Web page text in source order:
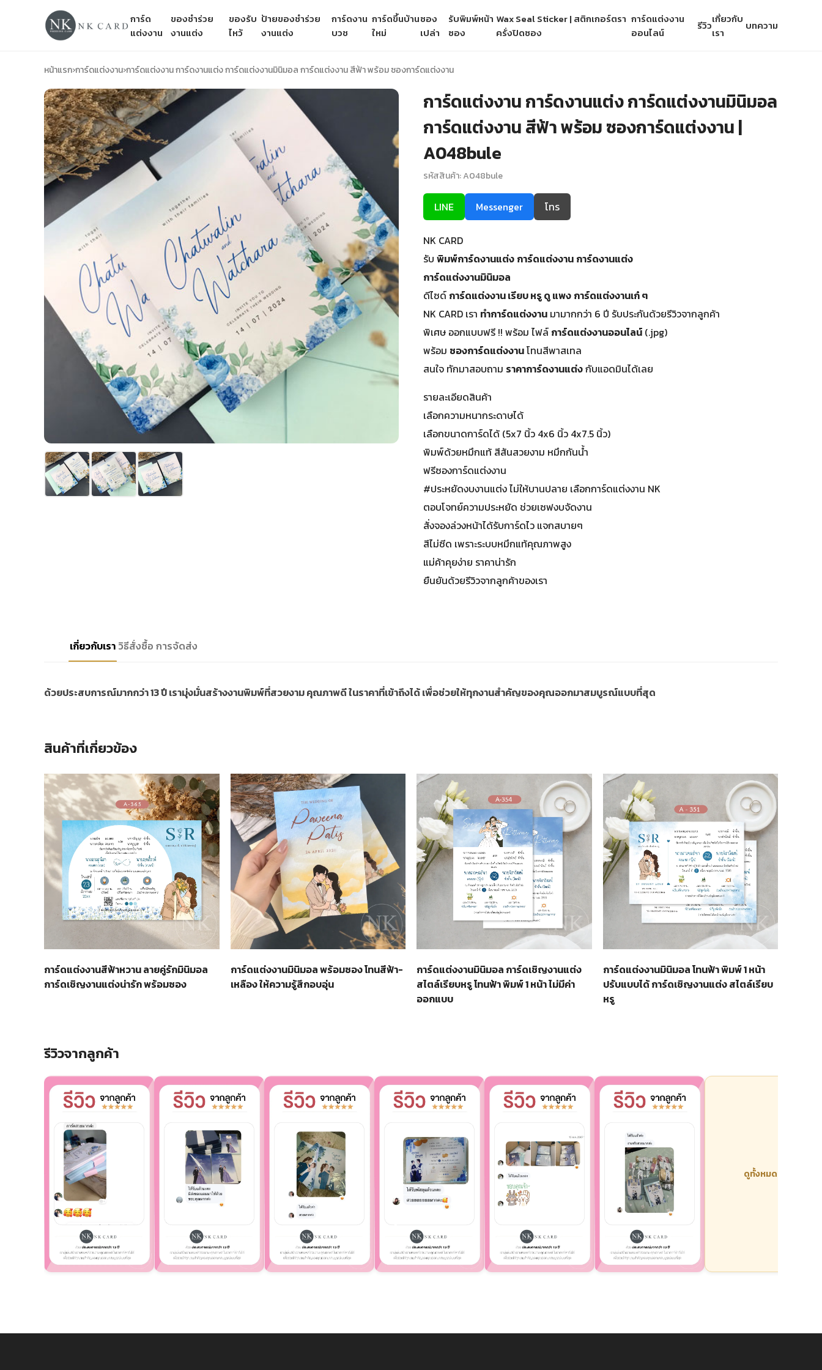
การ์ด
แต่งงาน
ของชำร่วย
งานแต่ง
ของรับ
ไหว้
ป้ายของชำร่วย
งานแต่ง
การ์ดงาน
บวช
การ์ดขึ้นบ้าน
ใหม่
ซอง
เปล่า
รับพิมพ์หน้า
ซอง
Wax Seal Sticker | สติกเกอร์ตรา
ครั่งปิดซอง
การ์ดแต่งงาน
ออนไลน์
รีวิวเกี่ยวกับ
เรา
บทความ
หน้าแรก›การ์ดแต่งงาน›การ์ดแต่งงาน การ์ดงานแต่ง การ์ดแต่งงานมินิมอล การ์ดแต่งงาน สีฟ้า พร้อม ซองการ์ดแต่งงาน
การ์ดแต่งงาน การ์ดงานแต่ง การ์ดแต่งงานมินิมอล
การ์ดแต่งงาน สีฟ้า พร้อม ซองการ์ดแต่งงาน |
A048bule
รหัสสินค้า: A048bule
LINE Messenger โทร
NK CARD
รับ พิมพ์การ์ดงานแต่ง การ์ดแต่งงาน การ์ดงานแต่ง
การ์ดแต่งงานมินิมอล
ดีไซด์ การ์ดแต่งงาน เรียบ หรู ดู แพง การ์ดแต่งงานเก๋ ๆ
NK CARD เรา ทำการ์ดแต่งงาน มามากกว่า 6 ปี รับประกันด้วยรีวิวจากลูกค้า
พิเศษ ออกแบบฟรี !! พร้อม ไฟล์ การ์ดแต่งงานออนไลน์ (.jpg)
พร้อม ซองการ์ดแต่งงานโทนสีพาสเทล
สนใจ ทักมาสอบถาม ราคาการ์ดงานแต่งกับแอดมินได้เลย
รายละเอียดสินค้า
เลือกความหนากระดาษได้
เลือกขนาดการ์ดได้ (5x7 นิ้ว 4x6 นิ้ว 4x7.5 นิ้ว)
พิมพ์ด้วยหมึกแท้ สีสันสวยงาม หมึกกันน้ำ
ฟรีซองการ์ดแต่งงาน
#ประหยัดงบงานแต่ง ไม่ให้บานปลาย เลือกการ์ดแต่งงาน NK
ตอบโจทย์ความประหยัด ช่วยเซฟงบจัดงาน
สั่งจองล่วงหน้าได้รับการ์ดไว แจกสบายๆ
สีไม่ซีด เพราะระบบหมึกแท้คุณภาพสูง
แม่ค้าคุยง่าย ราคาน่ารัก
ยืนยันด้วยรีวิวจากลูกค้าของเรา
เกี่ยวกับเรา วิธีสั่งซื้อ การจัดส่ง
ด้วยประสบการณ์มากกว่า 13 ปี เรามุ่งมั่นสร้างงานพิมพ์ที่สวยงาม คุณภาพดี ในราคาที่เข้าถึงได้ เพื่อช่วยให้ทุกงานสำคัญของคุณออกมาสมบูรณ์แบบที่สุด
สินค้าที่เกี่ยวข้อง
การ์ดแต่งงานสีฟ้าหวาน ลายคู่รักมินิมอล
การ์ดเชิญงานแต่งน่ารัก พร้อมซอง
การ์ดแต่งงานมินิมอล พร้อมซอง โทนสีฟ้า-
เหลือง ให้ความรู้สึกอบอุ่น
การ์ดแต่งงานมินิมอล การ์ดเชิญงานแต่ง
สไตล์เรียบหรู โทนฟ้า พิมพ์ 1 หน้า ไม่มีค่า
ออกแบบ
การ์ดแต่งงานมินิมอล โทนฟ้า พิมพ์ 1 หน้า
ปรับแบบได้ การ์ดเชิญงานแต่ง สไตล์เรียบ
หรู
รีวิวจากลูกค้า
ดูทั้งหมด